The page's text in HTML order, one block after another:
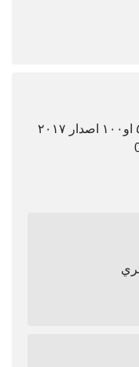
عايز مبلغ سوداني كبير شمالي الفئه ٥٠ او١٠٠ اصدار ٢٠١٧